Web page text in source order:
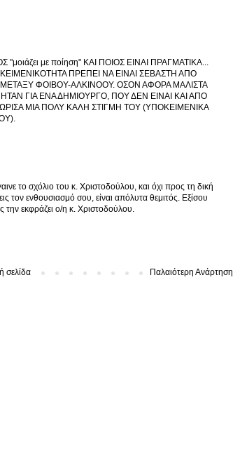
με ποίηση" ΚΑΙ ΠΟΙΟΣ ΕΙΝΑΙ ΠΡΑΓΜΑΤΙΚΑ...
ΠΡΕΠΕΙ ΝΑ ΕΙΝΑΙ ΣΕΒΑΣΤΗ ΑΠΟ
ΦΟΙΒΟΥ-ΑΛΚΙΝΟΟΥ. ΟΣΟΝ ΑΦΟΡΑ ΜΑΛΙΣΤΑ
ΓΙΑ ΕΝΑ ΔΗΜΙΟΥΡΓΟ, ΠΟΥ ΔΕΝ ΕΙΝΑΙ ΚΑΙ ΑΠΟ
ΜΙΑ ΠΟΛΥ ΚΑΛΗ ΣΤΙΓΜΗ ΤΟΥ (ΥΠΟΚΕΙΜΕΝΙΚΑ
το σχόλιο του κ. Χριστοδούλου, και όχι προς τη δική
τον ενθουσιασμό σου, είναι απόλυτα θεμιτός. Εξίσου
την εκφράζει ο/η κ. Χριστοδούλου.
Παλαιότερη Ανάρτηση
σελίδα